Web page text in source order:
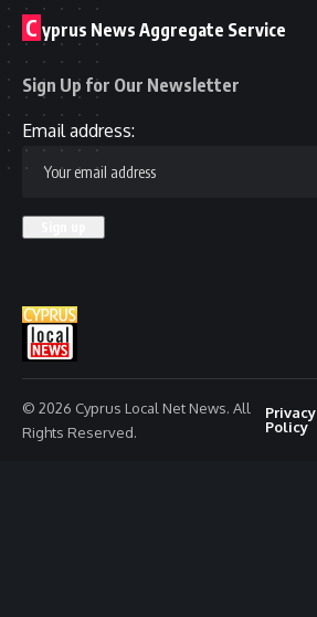
C yprus News Aggregate Service
Sign Up for Our Newsletter
Email address:
© 2026 Cyprus Local Net News. All
Rights Reserved.
Privacy
Policy